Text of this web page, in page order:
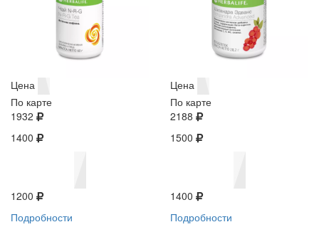
Цена
По карте
1932
1400
1200
Подробности
Цена
По карте
2188
1500
1400
Подробности